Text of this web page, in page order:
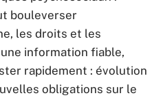
bouleverser
les droits et les
information fiable,
rapidement : évolution
obligations sur le